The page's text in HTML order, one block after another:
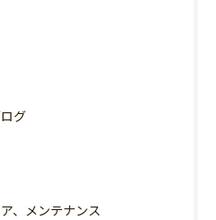
グ
、メンテナンス